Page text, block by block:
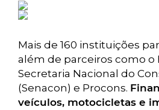
Mais de 160 instituições
além de parceiros como o
Secretaria Nacional do
(Senacon) e Procons.
veículos, motocicletas e